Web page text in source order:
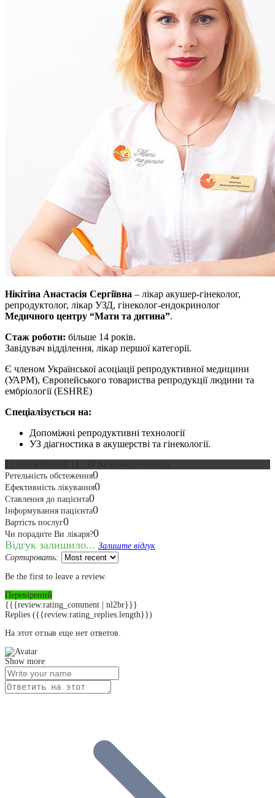
Нікітіна Анастасія Сергіївна – лікар акушер-гінеколог,
репродуктолог, лікар УЗД, гінеколог-ендокринолог
Медичного центру “Мати та дитина”.
Стаж роботи: більше 14 років.
Завідувач відділення, лікар першої категорії.
Є членом Української асоціації репродуктивної медицини
(УАРМ), Європейського товариства репродукції людини та
ембріології (ESHRE)
Спеціалізується на:
Допоміжні репродуктивні технології
УЗ діагностика в акушерстві та гінекології.
Ретельність обстеження0
Ефективність лікування0
Ставлення до пацієнта0
Інформування пацієнта0
Вартість послуг0
Чи порадите Ви лікаря?0
Відгук залишило... Залиште відгук
Сортировать:
Be the first to leave a review.
Перевірений
{{{review.rating_comment | nl2br}}}
Replies ({{review.rating_replies.length}})
На этот отзыв еще нет ответов.
Show more